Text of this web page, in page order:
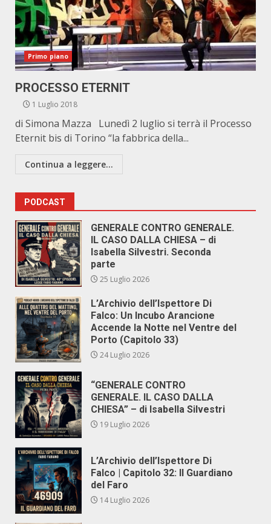
Primo piano
PROCESSO ETERNIT
1 Luglio 2018
di Simona Mazza Lunedì 2 luglio si terrà il Processo
Eternit bis di Torino “la fabbrica della...
Continua a leggere...
PODCAST
GENERALE CONTRO GENERALE.
IL CASO DALLA CHIESA – di
Isabella Silvestri. Seconda
parte
25 Luglio 2026
L’Archivio dell’Ispettore Di
Falco: Un Incubo Arancione
Accende la Notte nel Ventre del
Porto (Capitolo 33)
24 Luglio 2026
“GENERALE CONTRO
GENERALE. IL CASO DALLA
CHIESA” – di Isabella Silvestri
19 Luglio 2026
L’Archivio dell’Ispettore Di
Falco | Capitolo 32: Il Guardiano
del Faro
14 Luglio 2026